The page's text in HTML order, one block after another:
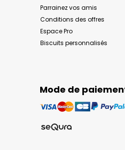
Parrainez vos amis
Conditions des offres
Espace Pro
Biscuits personnalisés
Mode de